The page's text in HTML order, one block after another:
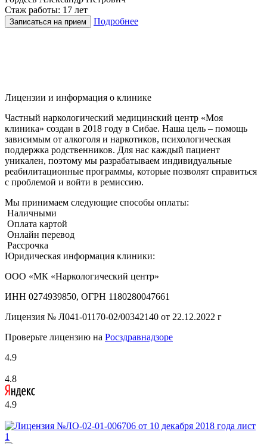
Стаж работы: 17 лет
Записаться на прием Подробнее
Лицензии и информация о клинике
Частный наркологический медицинский центр «Моя
клиника» создан в 2018 году в Сибае. Наша цель – помощь
зависимым от алкоголя и наркотиков, психологическая
поддержка родственников. Для нас каждый пациент
уникален, поэтому мы разрабатываем индивидуальные
реабилитационные программы, которые позволят справиться
с проблемой и войти в ремиссию.
Мы принимаем следующие способы оплаты:
Наличными
Оплата картой
Онлайн перевод
Рассрочка
Юридическая информация клиники:
ООО «МК «Наркологический центр»
ИНН 0274939850, ОГРН 1180280047661
Лицензия № Л041-01170-02/00342140 от 22.12.2022 г
Проверьте лицензию на Росздравнадзоре
4.9
4.8
4.9